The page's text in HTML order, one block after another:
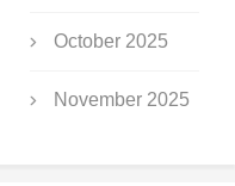
October 2025
November 2025